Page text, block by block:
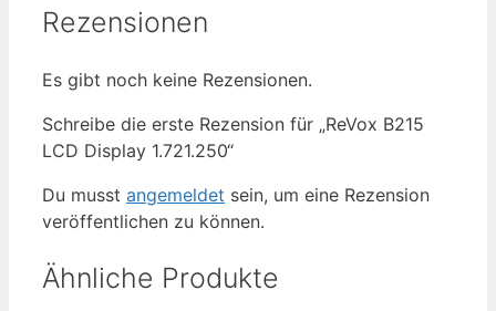
Rezensionen
Es gibt noch keine Rezensionen.
Schreibe die erste Rezension für „ReVox B215
LCD Display 1.721.250“
Du musst angemeldet sein, um eine Rezension
veröffentlichen zu können.
Ähnliche Produkte